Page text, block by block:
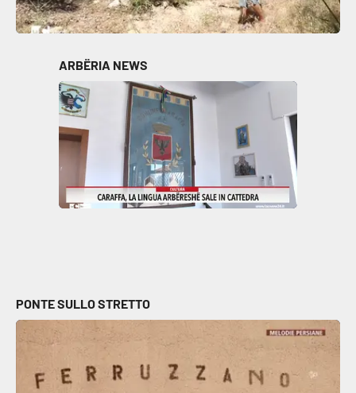
ARBËRIA NEWS
PONTE SULLO STRETTO